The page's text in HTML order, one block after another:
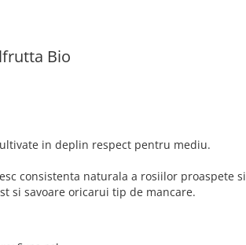
Bio
in deplin respect pentru mediu.
consistenta naturala a rosiilor proaspete si
si savoare oricarui tip de mancare.